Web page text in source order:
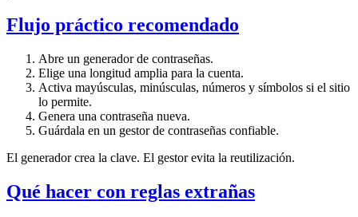
Flujo práctico recomendado
Abre un generador de contraseñas.
Elige una longitud amplia para la cuenta.
Activa mayúsculas, minúsculas, números y símbolos si el sitio
lo permite.
Genera una contraseña nueva.
Guárdala en un gestor de contraseñas confiable.
El generador crea la clave. El gestor evita la reutilización.
Qué hacer con reglas extrañas